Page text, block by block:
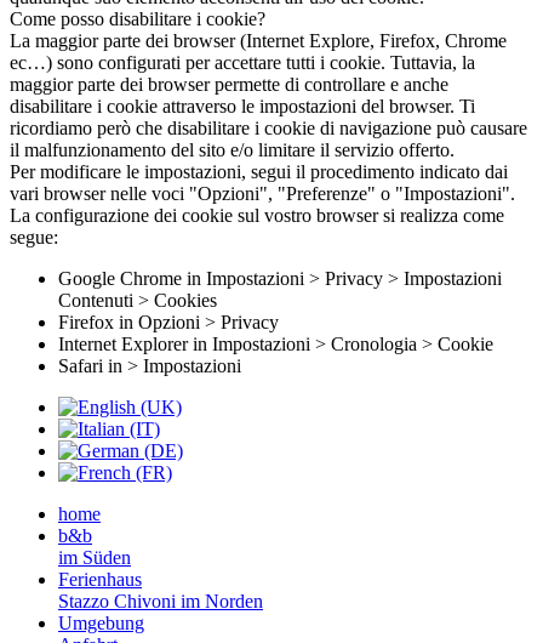
Come posso disabilitare i cookie?
La maggior parte dei browser (Internet Explore, Firefox, Chrome
ec…) sono configurati per accettare tutti i cookie. Tuttavia, la
maggior parte dei browser permette di controllare e anche
disabilitare i cookie attraverso le impostazioni del browser. Ti
ricordiamo però che disabilitare i cookie di navigazione può causare
il malfunzionamento del sito e/o limitare il servizio offerto.
Per modificare le impostazioni, segui il procedimento indicato dai
vari browser nelle voci "Opzioni", "Preferenze" o "Impostazioni".
La configurazione dei cookie sul vostro browser si realizza come
segue:
Google Chrome in Impostazioni > Privacy > Impostazioni
Contenuti > Cookies
Firefox in Opzioni > Privacy
Internet Explorer in Impostazioni > Cronologia > Cookie
Safari in > Impostazioni
home
b&b
im Süden
Ferienhaus
Stazzo Chivoni im Norden
Umgebung